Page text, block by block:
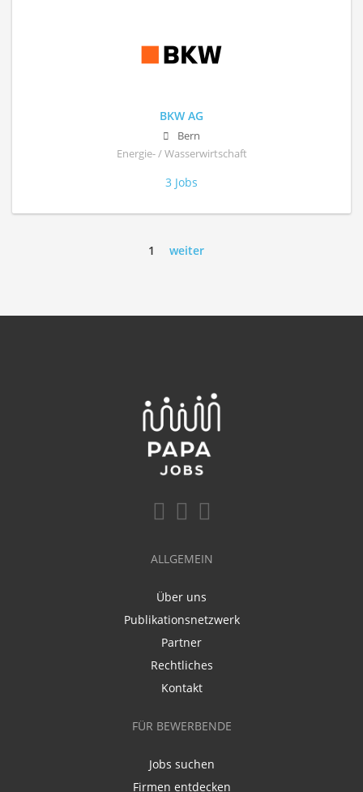
BKW AG
Bern
Energie- / Wasserwirtschaft
3 Jobs
1 weiter
ALLGEMEIN
Über uns
Publikationsnetzwerk
Partner
Rechtliches
Kontakt
FÜR BEWERBENDE
Jobs suchen
Firmen entdecken